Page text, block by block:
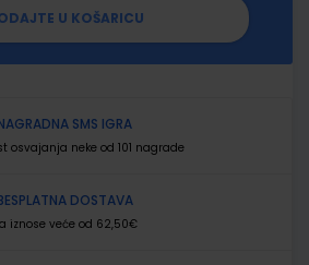
U KOŠARICU
SMS IGRA
osvajanja neke od 101 nagrade
DOSTAVA
iznose veće od 62,50€